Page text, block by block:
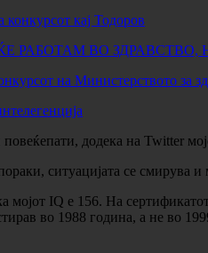
кај Тодоров
РАБОТАМ ВО
на Министерството за
додека на Twitter
ситуацијата се смирува
IQ e 156. На
во 1988 година, а не во